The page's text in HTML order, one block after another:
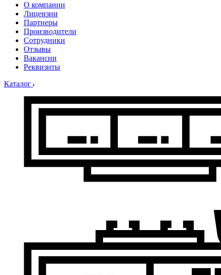
О компании
Лицензии
Партнеры
Производители
Сотрудники
Отзывы
Вакансии
Реквизиты
Каталог